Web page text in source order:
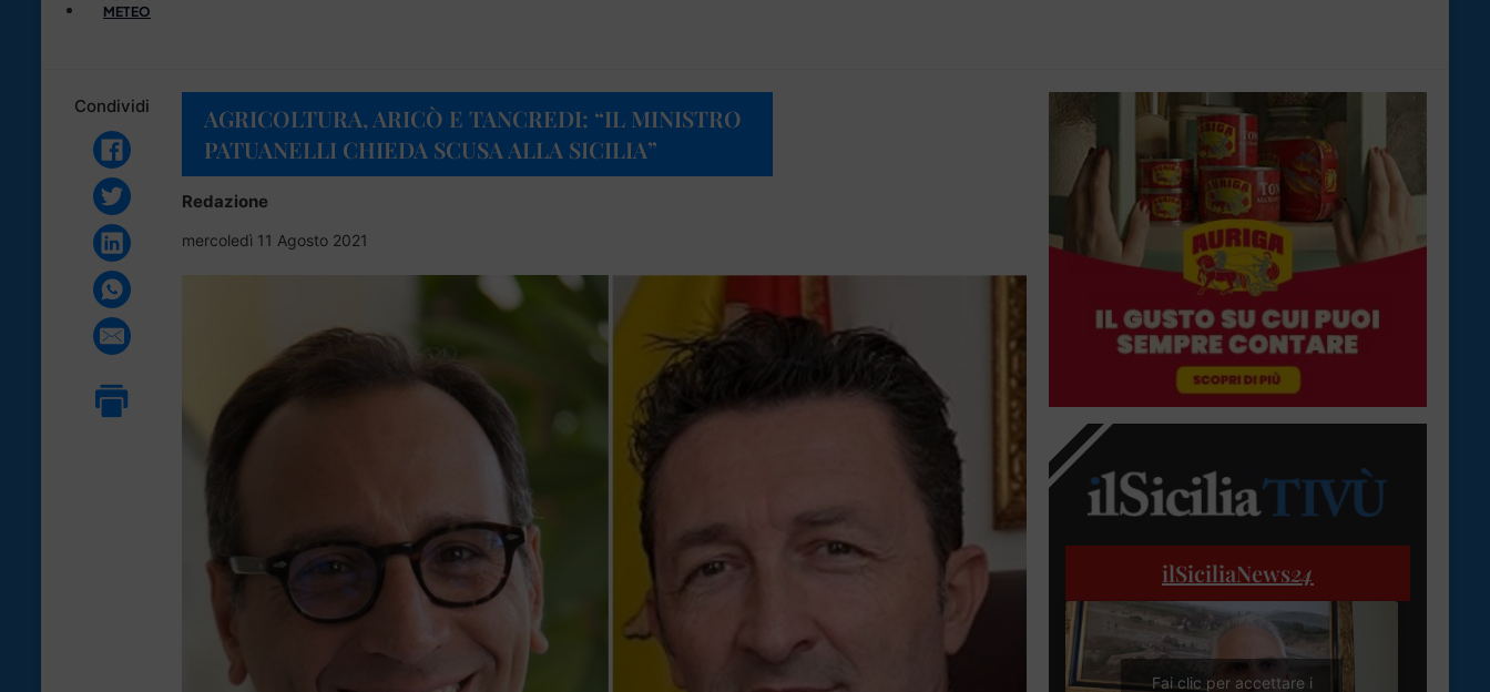
METEO
Condividi
AGRICOLTURA, ARICÒ E TANCREDI: “IL MINISTRO
PATUANELLI CHIEDA SCUSA ALLA SICILIA”
Redazione
mercoledì 11 Agosto 2021
ilSiciliaNews24
Fai clic per accettare i